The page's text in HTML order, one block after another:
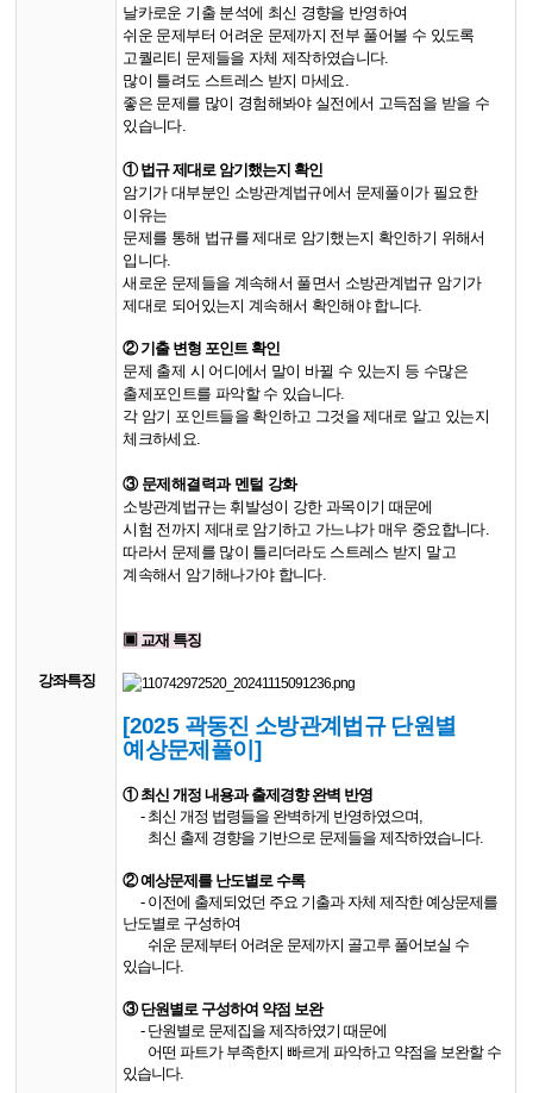
강좌특징
날카로운 기출 분석에 최신 경향을 반영하여
쉬운 문제부터 어려운 문제까지 전부 풀어볼 수 있도록
고퀄리티 문제들을 자체 제작하였습니다.
많이 틀려도 스트레스 받지 마세요.
좋은 문제를 많이 경험해봐야 실전에서 고득점을 받을 수
있습니다.
① 법규 제대로 암기했는지 확인
암기가 대부분인 소방관계법규에서 문제풀이가 필요한
이유는
문제를 통해 법규를 제대로 암기했는지 확인하기 위해서
입니다.
새로운 문제들을 계속해서 풀면서 소방관계법규 암기가
제대로 되어있는지 계속해서 확인해야 합니다.
② 기출 변형 포인트 확인
문제 출제 시 어디에서 말이 바뀔 수 있는지 등 수많은
출제포인트를 파악할 수 있습니다.
각 암기 포인트들을 확인하고 그것을 제대로 알고 있는지
체크하세요.
③ 문제해결력과 멘털 강화
소방관계법규는 휘발성이 강한 과목이기 때문에
시험 전까지 제대로 암기하고 가느냐가 매우 중요합니다.
따라서 문제를 많이 틀리더라도 스트레스 받지 말고
계속해서 암기해나가야 합니다.
▣ 교재 특징
[2025 곽동진 소방관계법규 단원별
예상문제풀이]
① 최신 개정 내용과 출제경향 완벽 반영
- 최신 개정 법령들을 완벽하게 반영하였으며,
최신 출제 경향을 기반으로 문제들을 제작하였습니다.
② 예상문제를 난도별로 수록
- 이전에 출제되었던 주요 기출과 자체 제작한 예상문제를
난도별로 구성하여
쉬운 문제부터 어려운 문제까지 골고루 풀어보실 수
있습니다.
③ 단원별로 구성하여 약점 보완
- 단원별로 문제집을 제작하였기 때문에
어떤 파트가 부족한지 빠르게 파악하고 약점을 보완할 수
있습니다.